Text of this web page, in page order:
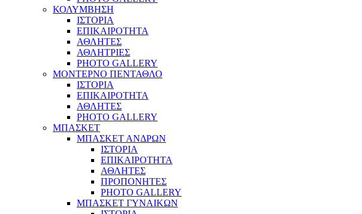
ΚΟΛΥΜΒΗΣΗ
ΙΣΤΟΡΙΑ
ΕΠΙΚΑΙΡΟΤΗΤΑ
ΑΘΛΗΤΕΣ
ΑΘΛΗΤΡΙΕΣ
PHOTO GALLERY
ΜΟΝΤΕΡΝΟ ΠΕΝΤΑΘΛΟ
ΙΣΤΟΡΙΑ
ΕΠΙΚΑΙΡΟΤΗΤΑ
ΑΘΛΗΤΕΣ
PHOTO GALLERY
ΜΠΑΣΚΕΤ
ΜΠΑΣΚΕΤ ΑΝΔΡΩΝ
ΙΣΤΟΡΙΑ
ΕΠΙΚΑΙΡΟΤΗΤΑ
ΑΘΛΗΤΕΣ
ΠΡΟΠΟΝΗΤΕΣ
PHOTO GALLERY
ΜΠΑΣΚΕΤ ΓΥΝΑΙΚΩΝ